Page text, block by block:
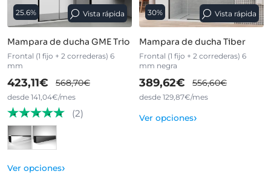
25.6% Vista rápida
Mampara de ducha GME Trio
Frontal (1 fijo + 2 correderas) 6
mm
423,11€ 568,70€
desde 141,04€/mes
(2)
Ver opciones›
30% Vista rápida
Mampara de ducha Tiber
Frontal (1 fijo + 2 correderas) 6
mm negra
389,62€ 556,60€
desde 129,87€/mes
Ver opciones›